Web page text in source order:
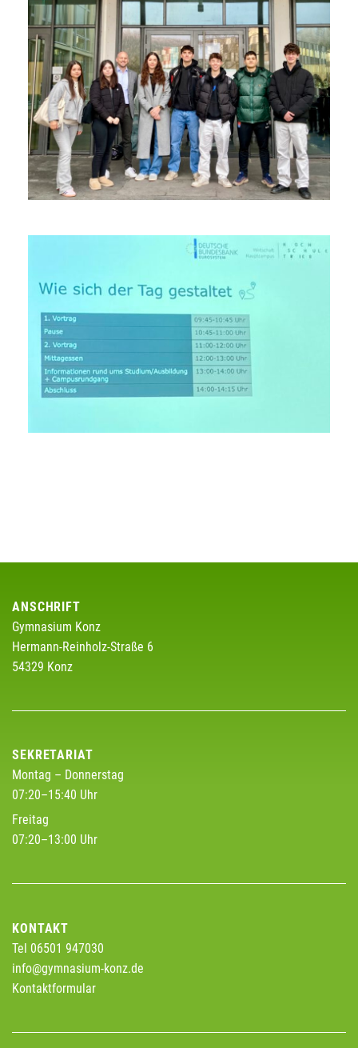
ANSCHRIFT
Gymnasium Konz
Hermann-Reinholz-Straße 6
54329 Konz
SEKRETARIAT
Montag – Donnerstag
07:20–15:40 Uhr
Freitag
07:20–13:00 Uhr
KONTAKT
Tel 06501 947030
info@gymnasium-konz.de
Kontaktformular